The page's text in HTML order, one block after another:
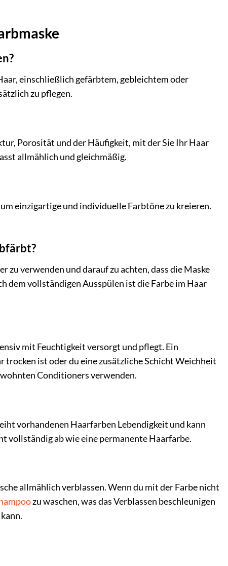
einschließlich gefärbtem, gebleichtem oder
zu pflegen.
Porosität und der Häufigkeit, mit der Sie Ihr Haar
allmählich und gleichmäßig.
einzigartige und individuelle Farbtöne zu kreieren.
verwenden und darauf zu achten, dass die Maske
dem vollständigen Ausspülen ist die Farbe im Haar
mit Feuchtigkeit versorgt und pflegt. Ein
trocken ist oder du eine zusätzliche Schicht Weichheit
Conditioners verwenden.
vorhandenen Haarfarben Lebendigkeit und kann
vollständig ab wie eine permanente Haarfarbe.
allmählich verblassen. Wenn du mit der Farbe nicht
zu waschen, was das Verblassen beschleunigen